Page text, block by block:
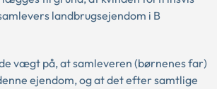
landbrugsejendom i B
vægt på, at samleveren (børnenes far)
ejendom, og at det efter samtlige